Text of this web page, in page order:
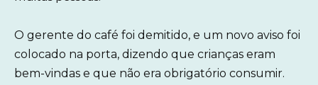
O gerente do café foi demitido, e um novo aviso foi
colocado na porta, dizendo que crianças eram
bem-vindas e que não era obrigatório consumir.